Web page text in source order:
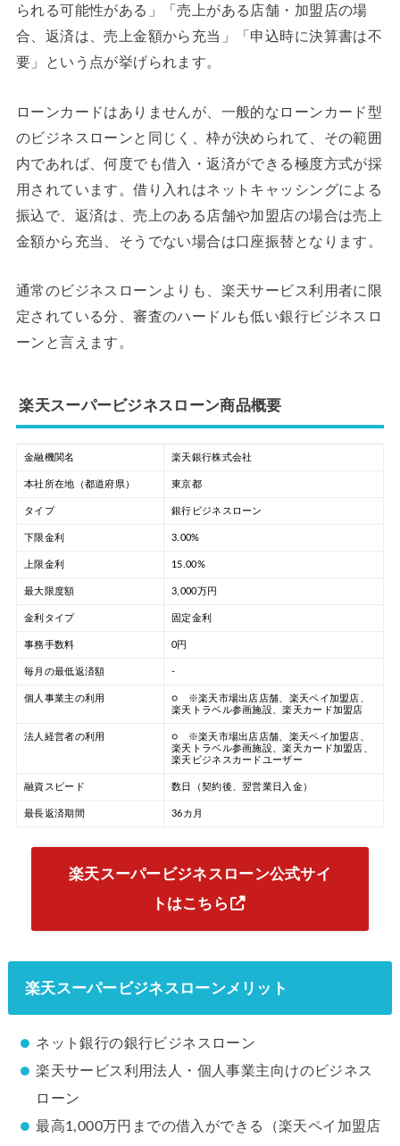
られる可能性がある」「売上がある店舗・加盟店の場
合、返済は、売上金額から充当」「申込時に決算書は不
要」という点が挙げられます。
ローンカードはありませんが、一般的なローンカード型
のビジネスローンと同じく、枠が決められて、その範囲
内であれば、何度でも借入・返済ができる極度方式が採
用されています。借り入れはネットキャッシングによる
振込で、返済は、売上のある店舗や加盟店の場合は売上
金額から充当、そうでない場合は口座振替となります。
通常のビジネスローンよりも、楽天サービス利用者に限
定されている分、審査のハードルも低い銀行ビジネスロ
ーンと言えます。
楽天スーパービジネスローン商品概要
金融機関名 楽天銀行株式会社
本社所在地（都道府県） 東京都
タイプ 銀行ビジネスローン
下限金利 3.00%
上限金利 15.00%
最大限度額 3,000万円
金利タイプ 固定金利
事務手数料 0円
毎月の最低返済額 -
個人事業主の利用
○ ※楽天市場出店店舗、楽天ペイ加盟店、
楽天トラベル参画施設、楽天カード加盟店
法人経営者の利用
○ ※楽天市場出店店舗、楽天ペイ加盟店、
楽天トラベル参画施設、楽天カード加盟店、
楽天ビジネスカードユーザー
融資スピード 数日（契約後、翌営業日入金）
最長返済期間 36カ月
楽天スーパービジネスローン公式サイ
トはこちら
楽天スーパービジネスローンメリット
ネット銀行の銀行ビジネスローン
楽天サービス利用法人・個人事業主向けのビジネス
ローン
最高1,000万円までの借入ができる（楽天ペイ加盟店